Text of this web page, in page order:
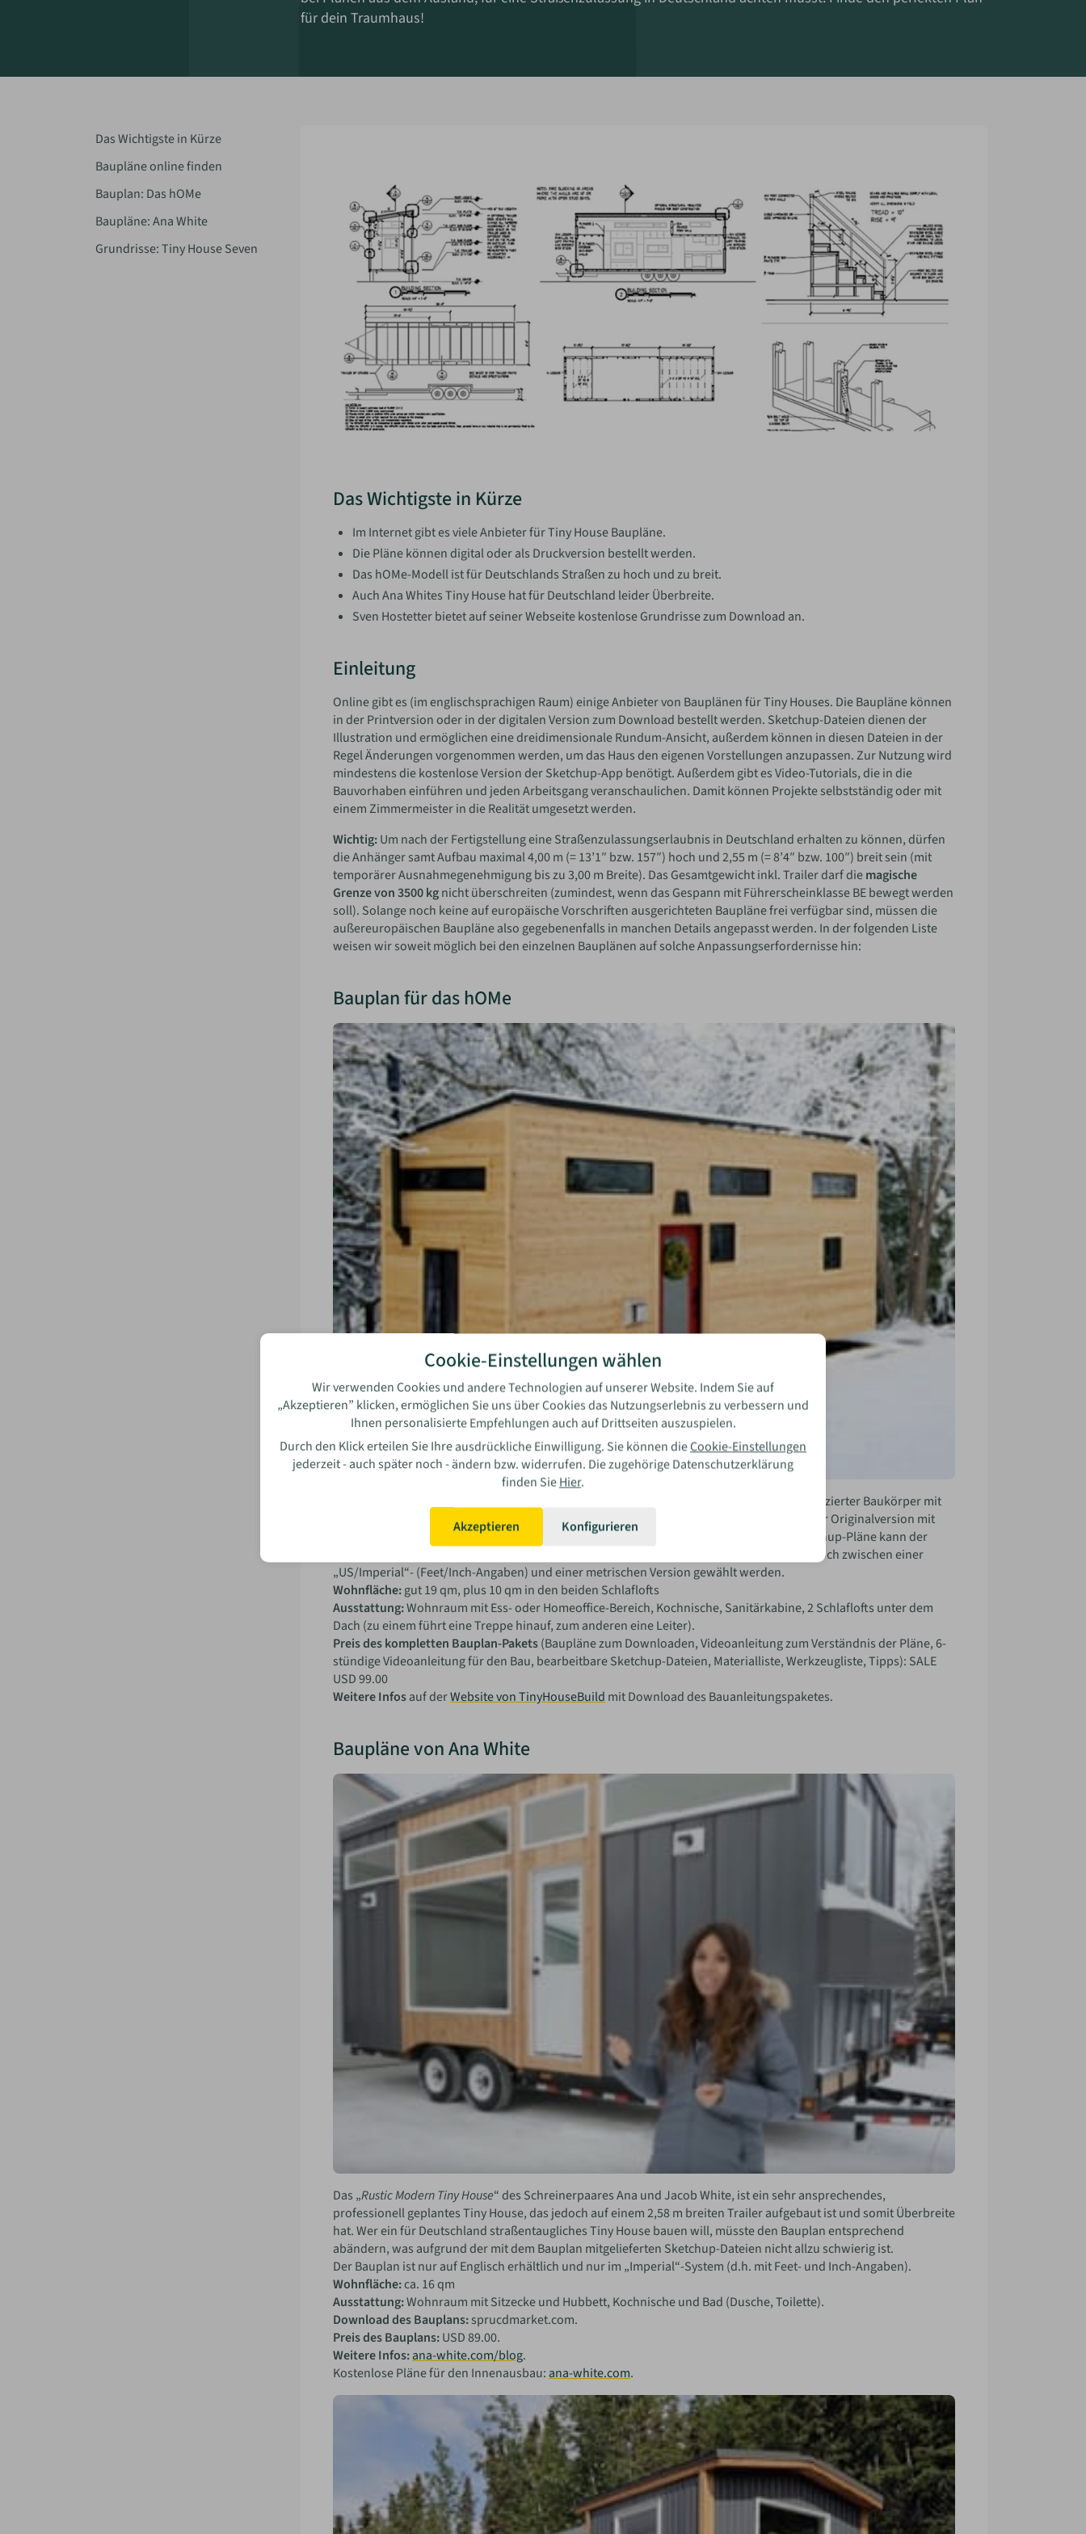
für dein Traumhaus!
Das Wichtigste in Kürze
Baupläne online finden
Bauplan: Das hOMe
Baupläne: Ana White
Grundrisse: Tiny House Seven
Das Wichtigste in Kürze
Im Internet gibt es viele Anbieter für Tiny House Baupläne.
Die Pläne können digital oder als Druckversion bestellt werden.
Das hOMe-Modell ist für Deutschlands Straßen zu hoch und zu breit.
Auch Ana Whites Tiny House hat für Deutschland leider Überbreite.
Sven Hostetter bietet auf seiner Webseite kostenlose Grundrisse zum Download an.
Einleitung
Online gibt es (im englischsprachigen Raum) einige Anbieter von Bauplänen für Tiny Houses. Die Baupläne können
in der Printversion oder in der digitalen Version zum Download bestellt werden. Sketchup-Dateien dienen der
Illustration und ermöglichen eine dreidimensionale Rundum-Ansicht, außerdem können in diesen Dateien in der
Regel Änderungen vorgenommen werden, um das Haus den eigenen Vorstellungen anzupassen. Zur Nutzung wird
mindestens die kostenlose Version der Sketchup-App benötigt. Außerdem gibt es Video-Tutorials, die in die
Bauvorhaben einführen und jeden Arbeitsgang veranschaulichen. Damit können Projekte selbstständig oder mit
einem Zimmermeister in die Realität umgesetzt werden.
Wichtig:Um nach der Fertigstellung eine Straßenzulassungserlaubnis in Deutschland erhalten zu können, dürfen
die Anhänger samt Aufbau maximal 4,00 m (= 13’1″ bzw. 157″) hoch und 2,55 m (= 8’4″ bzw. 100″) breit sein (mit
temporärer Ausnahmegenehmigung bis zu 3,00 m Breite). Das Gesamtgewicht inkl. Trailer darf diemagische
Grenze von 3500 kgnicht überschreiten (zumindest, wenn das Gespann mit Führerscheinklasse BE bewegt werden
soll). Solange noch keine auf europäische Vorschriften ausgerichteten Baupläne frei verfügbar sind, müssen die
außereuropäischen Baupläne also gegebenenfalls in manchen Details angepasst werden. In der folgenden Liste
weisen wir soweit möglich bei den einzelnen Bauplänen auf solche Anpassungserfordernisse hin:
Bauplan für das hOMe
Das „hOMe“ ist ein Tiny House mit moderner Formensprache: ein auf das Wesentliche reduzierter Baukörper mit
Pultdach und ohne Dachüberstände. Für eine Zulassung in Deutschland ist das hOMe in der Originalversion mit
dem verwendeten Trailer jeweils 9 cm zu hoch und zu breit. Durch die mitgelieferten Sketchup-Pläne kann der
Bauplan jedoch angepasst werden. Der Bauplan ist nur auf Englisch erhältlich, es kann jedoch zwischen einer
„US/Imperial“- (Feet/Inch-Angaben) und einer metrischen Version gewählt werden.
Wohnfläche:gut 19 qm, plus 10 qm in den beiden Schlaflofts
Ausstattung:Wohnraum mit Ess- oder Homeoffice-Bereich, Kochnische, Sanitärkabine, 2 Schlaflofts unter dem
Dach (zu einem führt eine Treppe hinauf, zum anderen eine Leiter).
Preis des kompletten Bauplan-Pakets(Baupläne zum Downloaden, Videoanleitung zum Verständnis der Pläne, 6-
stündige Videoanleitung für den Bau, bearbeitbare Sketchup-Dateien, Materialliste, Werkzeugliste, Tipps): SALE
USD 99.00
Weitere Infosauf derWebsite von TinyHouseBuild mit Download des Bauanleitungspaketes.
Baupläne von Ana White
Das „Rustic Modern Tiny House“ des Schreinerpaares Ana und Jacob White, ist ein sehr ansprechendes,
professionell geplantes Tiny House, das jedoch auf einem 2,58 m breiten Trailer aufgebaut ist und somit Überbreite
hat. Wer ein für Deutschland straßentaugliches Tiny House bauen will, müsste den Bauplan entsprechend
abändern, was aufgrund der mit dem Bauplan mitgelieferten Sketchup-Dateien nicht allzu schwierig ist.
Der Bauplan ist nur auf Englisch erhältlich und nur im „Imperial“-System (d.h. mit Feet- und Inch-Angaben).
Wohnfläche:ca. 16 qm
Ausstattung:Wohnraum mit Sitzecke und Hubbett, Kochnische und Bad (Dusche, Toilette).
Download des Bauplans:sprucdmarket.com.
Preis des Bauplans:USD 89.00.
Weitere Infos:ana-white.com/blog.
Kostenlose Pläne für den Innenausbau: ana-white.com.
Cookie-Einstellungen wählen
Wir verwenden Cookies und andere Technologien auf unserer Website. Indem Sie auf
„Akzeptieren” klicken, ermöglichen Sie uns über Cookies das Nutzungserlebnis zu verbessern und
Ihnen personalisierte Empfehlungen auch auf Drittseiten auszuspielen.
Durch den Klick erteilen Sie Ihre ausdrückliche Einwilligung. Sie können dieCookie-Einstellungen
jederzeit - auch später noch - ändern bzw. widerrufen. Die zugehörige Datenschutzerklärung
finden SieHier.
Akzeptieren Konfigurieren